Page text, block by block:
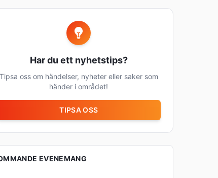
Har du ett nyhetstips?
Tipsa oss om händelser, nyheter eller saker som
händer i området!
TIPSA OSS
EVENEMANG